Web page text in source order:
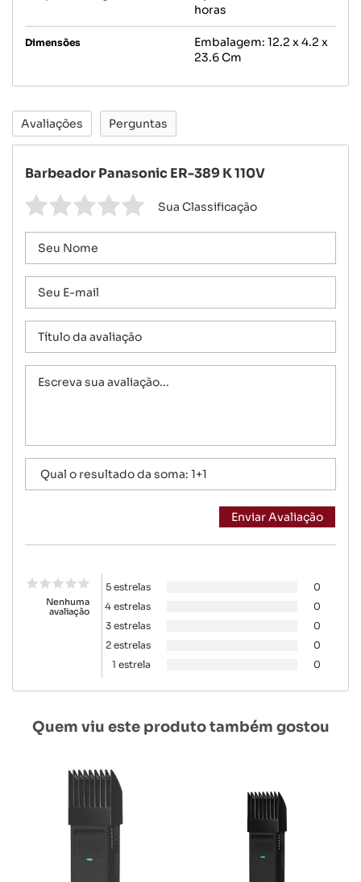
horas
Dimensões
Embalagem: 12.2 x 4.2 x
23.6 Cm
Avaliações Perguntas
Barbeador Panasonic ER-389 K 110V
Sua Classificação
Nenhuma
avaliação
5 estrelas
0
4 estrelas
0
3 estrelas
0
2 estrelas
0
1 estrela
0
Quem viu este produto também gostou